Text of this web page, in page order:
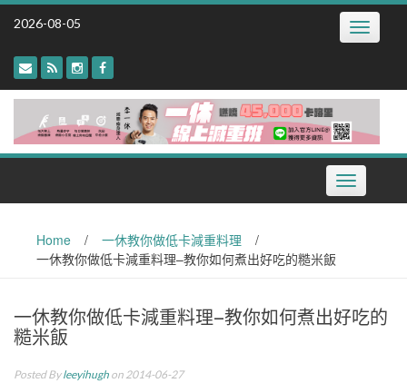
Skip
2026-08-05 Toggle
Toggle
navigation
Home / 一休教你做低卡減重料理
/
一休教你做低卡減重料理–教你如何煮出好吃的糙米飯
一休教你做低卡減重料理–教你如何煮出好吃的
糙米飯
Posted Byleeyihugh on 2014-06-27